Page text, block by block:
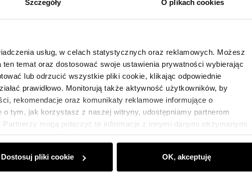
Szczegóły O plikach cookies
usług, w celach statystycznych oraz reklamowych. Możesz
temat oraz dostosować swoje ustawienia prywatności wybierając
lub odrzucić wszystkie pliki cookie, klikając odpowiednie
prawidłowo. Monitorują także aktywność użytkowników, by
rekomendacje oraz komunikaty reklamowe informujące o
tym, jak korzystasz z naszej witryny, udostępniamy partnerom
mogą połączyć te informacje z innymi danymi otrzymanymi
usług.
Dostosuj pliki cookie OK, akceptuję
spodnie
SPODT-0096-99(Z26)
-najniższa cena z 30 dni
rozmiar
Dodaj do koszyka